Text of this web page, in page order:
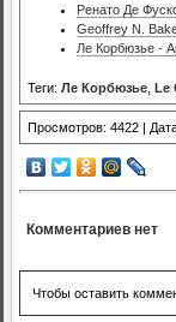
Ренато Де
Geoffrey N.
Ле Корбюзье -
Теги: Ле Корбюзье Le
Просмотров: 4422 |
Комментариев нет
Чтобы оставить